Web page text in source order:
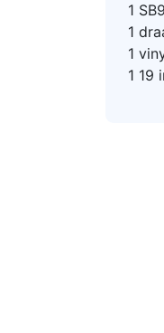
1
1
1
1 19